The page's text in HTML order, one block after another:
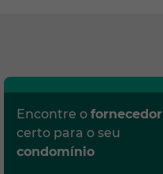
Encontre o fornecedor
certo para o seu
condomínio